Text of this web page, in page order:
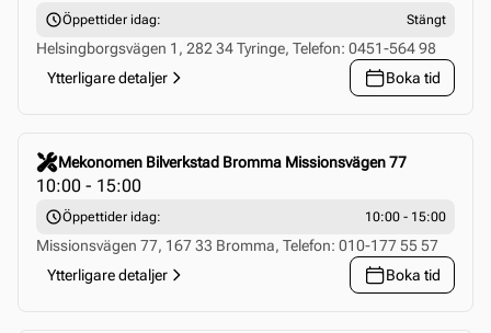
Öppettider idag: Stängt
Helsingborgsvägen 1, 282 34 Tyringe, Telefon: 0451-564 98
Ytterligare detaljer
Boka tid
Mekonomen Bilverkstad Bromma Missionsvägen 77
10:00 - 15:00
Öppettider idag: 10:00 - 15:00
Missionsvägen 77, 167 33 Bromma, Telefon: 010-177 55 57
Ytterligare detaljer
Boka tid
Click to select this store